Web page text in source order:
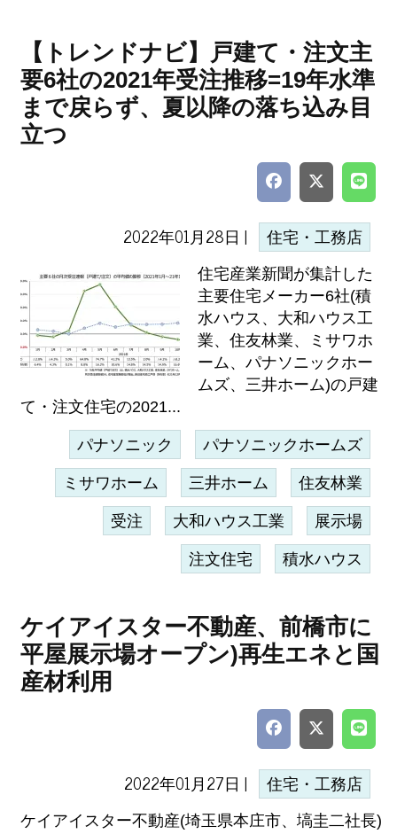
【トレンドナビ】戸建て・注文主
要6社の2021年受注推移=19年水準
まで戻らず、夏以降の落ち込み目
立つ
2022年01月28日 | 住宅・工務店
住宅産業新聞が集計した
主要住宅メーカー6社(積
水ハウス、大和ハウス工
業、住友林業、ミサワホ
ーム、パナソニックホー
ムズ、三井ホーム)の戸建
て・注文住宅の2021...
パナソニック パナソニックホームズ
ミサワホーム 三井ホーム 住友林業
受注 大和ハウス工業 展示場
注文住宅 積水ハウス
ケイアイスター不動産、前橋市に
平屋展示場オープン)再生エネと国
産材利用
2022年01月27日 | 住宅・工務店
ケイアイスター不動産(埼玉県本庄市、塙圭二社長)